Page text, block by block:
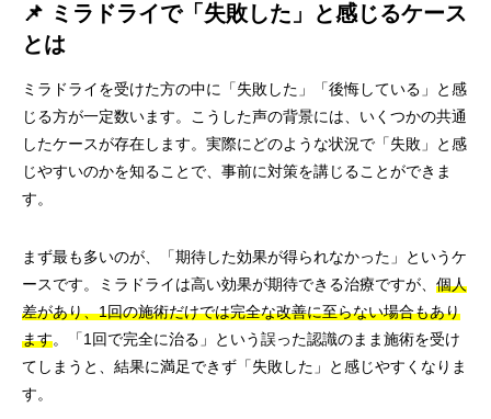
📌 ミラドライで「失敗した」と感じるケース
とは
ミラドライを受けた方の中に「失敗した」「後悔している」と感
じる方が一定数います。こうした声の背景には、いくつかの共通
したケースが存在します。実際にどのような状況で「失敗」と感
じやすいのかを知ることで、事前に対策を講じることができま
す。
まず最も多いのが、「期待した効果が得られなかった」というケ
ースです。ミラドライは高い効果が期待できる治療ですが、 個人
差があり、1回の施術だけでは完全な改善に至らない場合もあり
ます。「1回で完全に治る」という誤った認識のまま施術を受け
てしまうと、結果に満足できず「失敗した」と感じやすくなりま
す。